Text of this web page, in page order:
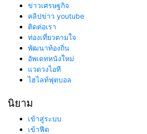
ข่าวเศรษฐกิจ
คลิปข่าว youtube
ติดต่อเรา
ท่องเที่ยวตามใจ
พัฒนาท้องถิ่น
อัพเดทหนังใหม่
แวดวงไอที
ไฮไลท์ฟุตบอล
นิยาม
เข้าสู่ระบบ
เข้าฟีด